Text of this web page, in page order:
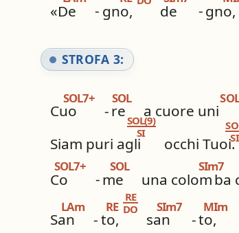
«De - gno, de -gno,
STROFA 3:
Cuo
SOL7+
-re
SOL
a cuore uni
Siam puri agli
SOL(9)
SI
occhi Tuoi.
SI
Co
SOL7+
-me
SOL
una colom
SIm7
ba
San
LAm
-to,
RE
RE
DO
san
SIm7
-to,
MIm